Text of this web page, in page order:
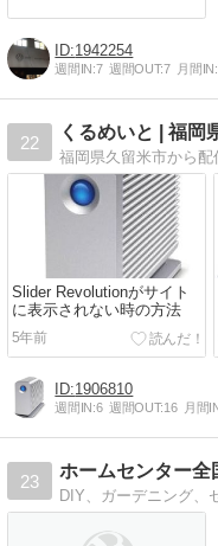
1942254
週間IN:7 週間OUT:7 月間IN:
22
Slider Revolutionがサイト
に表示されない時の方法
5年前
1906810
週間IN:6 週間OUT:16 月間
23
ホームセンター全